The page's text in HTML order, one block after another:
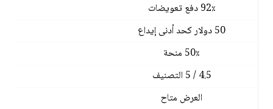
92٪ دفع تعويضات
50 دولار كحد أدنى إيداع
50٪ منحة
4.5 / 5 التصنيف
العرض متاح